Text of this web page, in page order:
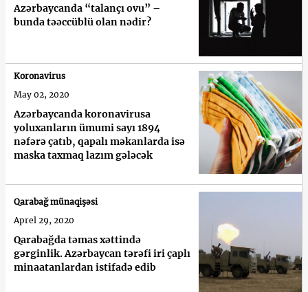
Azərbaycanda “talançı ovu” –
bunda təəccüblü olan nədir?
Azərbaycanda koronavirusa
yoluxanların ümumi sayı 1894
nəfərə çatıb, qapalı məkanlarda isə
maska taxmaq lazım gələcək
Koronavirus
May 02, 2020
Qarabağda təmas xəttində
gərginlik. Azərbaycan tərəfi iri çaplı
minaatanlardan istifadə edib
Qarabağ münaqişəsi
Aprel 29, 2020